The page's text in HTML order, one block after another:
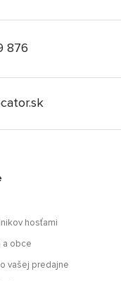
876
hosťami
a obce
vašej predajne